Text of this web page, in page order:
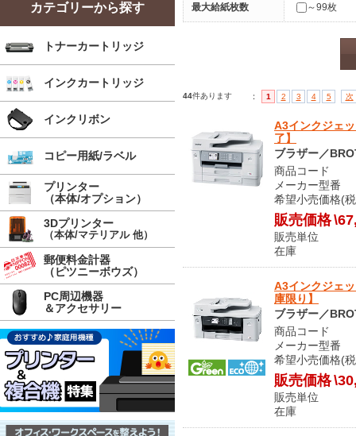
最大給紙枚数 ～99枚
44件あります ： 1 2 3 4 5 次
A3インクジェ
了】
ブラザー／
商品コード
メーカー型
希望小売価格(
販売価格
販売単
在庫
A3インクジェ
庫限り】
ブラザー／
商品コード
メーカー型
希望小売価格(
販売価格
販売単
在庫 メ
カテゴリーから探す
トナーカートリッジ
インクカートリッジ
インクリボン
コピー用紙/ラベル
プリンター
（本体/オプション）
3Dプリンター
（本体/マテリアル 他）
郵便料金計器
（ピツニーボウズ）
PC周辺機器
＆アクセサリー